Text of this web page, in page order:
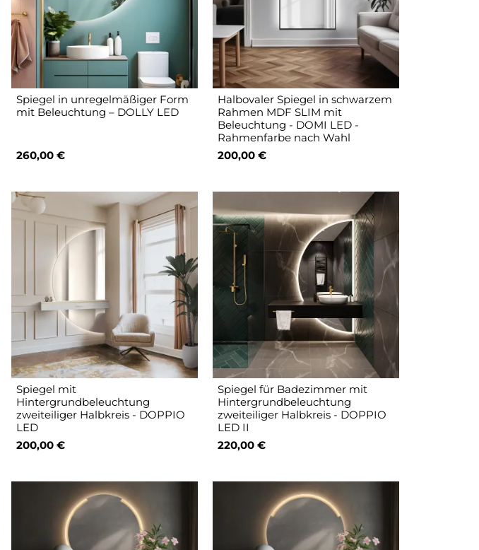
Spiegel in unregelmäßiger Form
mit Beleuchtung – DOLLY LED
260,00 €
Halbovaler Spiegel in schwarzem
Rahmen MDF SLIM mit
Beleuchtung - DOMI LED -
Rahmenfarbe nach Wahl
200,00 €
Spiegel mit
Hintergrundbeleuchtung
zweiteiliger Halbkreis - DOPPIO
LED
200,00 €
Spiegel für Badezimmer mit
Hintergrundbeleuchtung
zweiteiliger Halbkreis - DOPPIO
LED II
220,00 €